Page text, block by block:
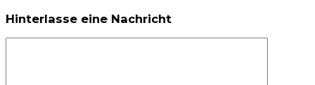
Hinterlasse eine Nachricht